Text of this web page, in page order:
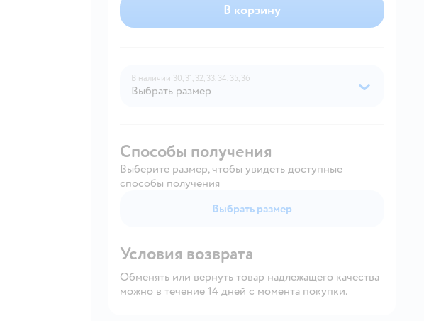
В корзину
В наличии 30, 31, 32, 33, 34, 35, 36
Выбрать размер
Способы получения
Выберите размер, чтобы увидеть доступные
способы получения
Выбрать размер
Условия возврата
Обменять или вернуть товар надлежащего качества
можно в течение 14 дней с момента покупки.